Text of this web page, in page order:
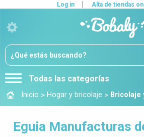
Todas las categorías
Log in Alta de tiendas
Inicio > Hogar y bricolaje > Bricolaje
Eguia Manufacturas